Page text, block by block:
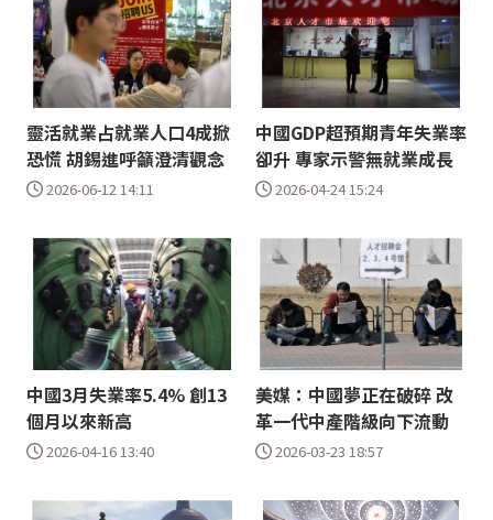
靈活就業占就業人口4成掀
恐慌 胡錫進呼籲澄清觀念
2026-06-12 14:11
中國GDP超預期青年失業率
卻升 專家示警無就業成長
2026-04-24 15:24
中國3月失業率5.4% 創13
個月以來新高
2026-04-16 13:40
美媒：中國夢正在破碎 改
革一代中產階級向下流動
2026-03-23 18:57